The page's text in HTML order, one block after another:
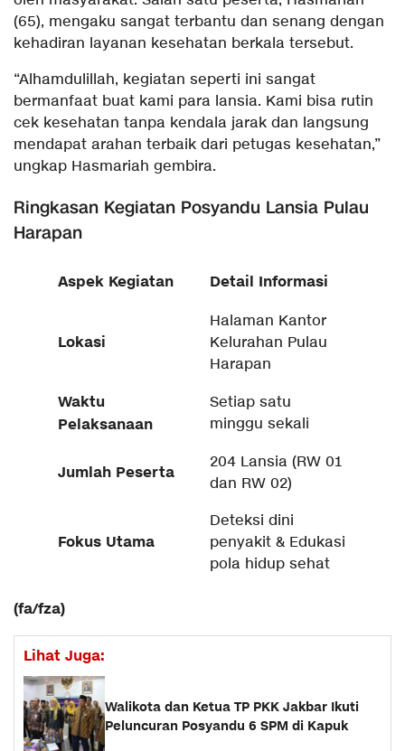
(65), mengaku sangat terbantu dan senang dengan
kehadiran layanan kesehatan berkala tersebut.
“Alhamdulillah, kegiatan seperti ini sangat
bermanfaat buat kami para lansia. Kami bisa rutin
cek kesehatan tanpa kendala jarak dan langsung
mendapat arahan terbaik dari petugas kesehatan,”
ungkap Hasmariah gembira.
Ringkasan Kegiatan Posyandu Lansia Pulau
Harapan
Aspek Kegiatan Detail Informasi
Lokasi
Halaman Kantor
Kelurahan Pulau
Harapan
Waktu
Pelaksanaan
Setiap satu
minggu sekali
Jumlah Peserta
204 Lansia (RW 01
dan RW 02)
Fokus Utama
Deteksi dini
penyakit & Edukasi
pola hidup sehat
(fa/fza)
Lihat Juga:
Walikota dan Ketua TP PKK Jakbar Ikuti
Peluncuran Posyandu 6 SPM di Kapuk